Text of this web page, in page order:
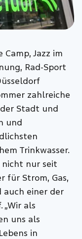
Jazz im
Rad-Sport
zahlreiche
Stadt und
und
Trinkwasser.
nicht nur seit
für Strom, Gas,
auch einer der
„Wir als
uns als
in